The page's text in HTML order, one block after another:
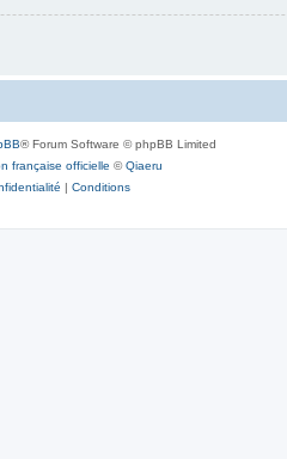
® Forum Software © phpBB Limited
française officielle ©Qiaeru
| Conditions